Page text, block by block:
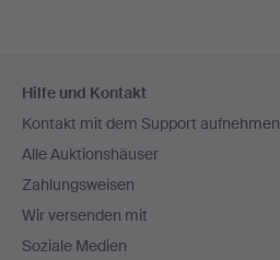
Navigation
Hilfe und Kontakt
Kontakt mit dem Support aufnehmen
Alle Auktionshäuser
Zahlungsweisen
Wir versenden mit
Soziale Medien